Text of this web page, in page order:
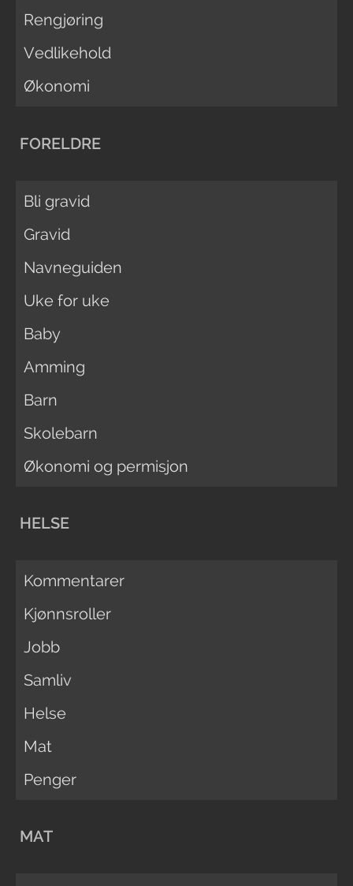
Rengjøring
Vedlikehold
Økonomi
FORELDRE
Bli gravid
Gravid
Navneguiden
Uke for uke
Baby
Amming
Barn
Skolebarn
Økonomi og permisjon
HELSE
Kommentarer
Kjønnsroller
Jobb
Samliv
Helse
Mat
Penger
MAT